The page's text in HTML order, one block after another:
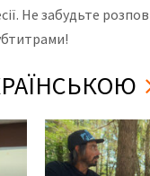
Не забудьте